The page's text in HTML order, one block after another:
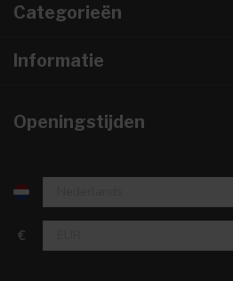
Categorieën
Informatie
Openingstijden
€